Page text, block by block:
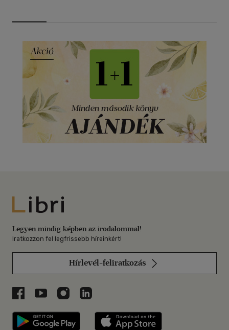
Libri
Legyen mindig képben az irodalommal!
Iratkozzon fel legfrissebb híreinkért!
Hírlevél-feliratkozás
Libri a Facebookon
Libri a Youtube-on
Libri az Instagramon
Libri a LinkedInen
Libri applikáció Szerezd meg: Google